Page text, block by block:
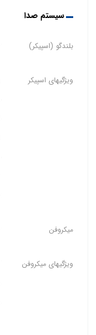
سیستم صدا
بلندگو (اسپیکر)
ویژگیهای اسپیکر
میکروفن
ویژگیهای میکروفن